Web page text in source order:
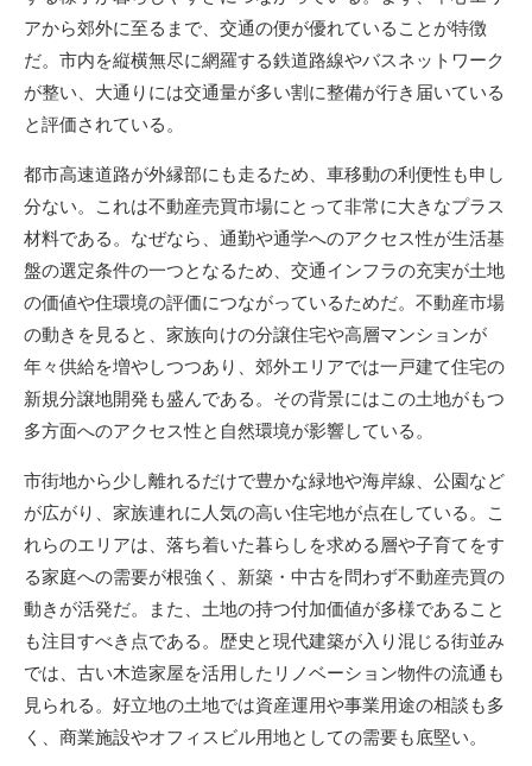
アから郊外に至るまで、交通の便が優れていることが特徴
だ。市内を縦横無尽に網羅する鉄道路線やバスネットワーク
が整い、大通りには交通量が多い割に整備が行き届いている
と評価されている。
都市高速道路が外縁部にも走るため、車移動の利便性も申し
分ない。これは不動産売買市場にとって非常に大きなプラス
材料である。なぜなら、通勤や通学へのアクセス性が生活基
盤の選定条件の一つとなるため、交通インフラの充実が土地
の価値や住環境の評価につながっているためだ。不動産市場
の動きを見ると、家族向けの分譲住宅や高層マンションが
年々供給を増やしつつあり、郊外エリアでは一戸建て住宅の
新規分譲地開発も盛んである。その背景にはこの土地がもつ
多方面へのアクセス性と自然環境が影響している。
市街地から少し離れるだけで豊かな緑地や海岸線、公園など
が広がり、家族連れに人気の高い住宅地が点在している。こ
れらのエリアは、落ち着いた暮らしを求める層や子育てをす
る家庭への需要が根強く、新築・中古を問わず不動産売買の
動きが活発だ。また、土地の持つ付加価値が多様であること
も注目すべき点である。歴史と現代建築が入り混じる街並み
では、古い木造家屋を活用したリノベーション物件の流通も
見られる。好立地の土地では資産運用や事業用途の相談も多
く、商業施設やオフィスビル用地としての需要も底堅い。